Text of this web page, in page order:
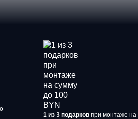
1 из 3 подарков при монтаже на